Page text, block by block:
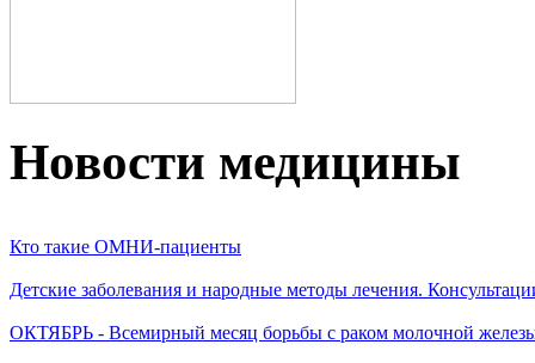
Новости медицины
Кто такие ОМНИ-пациенты
Детские заболевания и народные методы лечения.
ОКТЯБРЬ - Всемирный месяц борьбы с раком молочной